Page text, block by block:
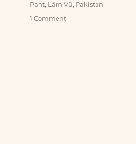
Pant, Lâm Vũ, Pakistan
1 Comment